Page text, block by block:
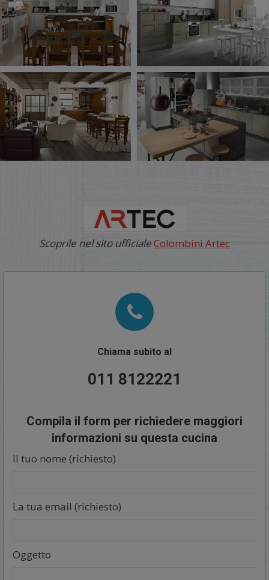
Scoprile nel sito ufficialeColombini Artec
Chiama subito al
011 8122221
Compila il form per richiedere maggiori
informazioni su questa cucina
Il tuo nome (richiesto)
La tua email (richiesto)
Oggetto